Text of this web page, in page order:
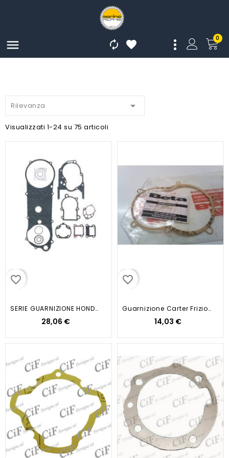
 0


Rilevanza 
Visualizzati 1-24 su 75 articoli
favorite_border
SERIE GUARNIZIONE HONDA SH 50...
28,06 €
favorite_border
Guarnizione Carter Frizione MINI...
14,03 €